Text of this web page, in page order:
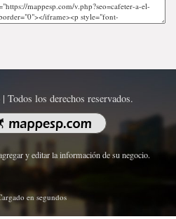
Todos los derechos reservados.
y editar la información de su negocio.
en segundos